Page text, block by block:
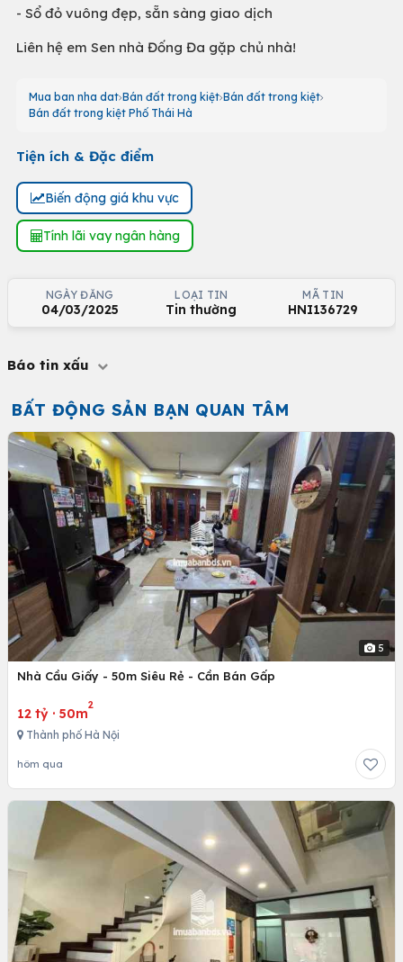
- Sổ đỏ vuông đẹp, sẵn sàng giao dịch
Liên hệ em Sen nhà Đống Đa gặp chủ nhà!
Mua ban nha dat Bán đất trong kiệt Bán đất trong kiệt
Bán đất trong kiệt Phố Thái Hà
Tiện ích & Đặc điểm
Biến động giá khu vực
Tính lãi vay ngân hàng
NGÀY ĐĂNG
04/03/2025
LOẠI TIN
Tin thường
MÃ TIN
HNI136729
Báo tin xấu
BẤT ĐỘNG SẢN BẠN QUAN TÂM
5
Nhà Cầu Giấy - 50m Siêu Rẻ - Cần Bán Gấp
12 tỷ · 50m
2
Thành phố Hà Nội
hôm qua